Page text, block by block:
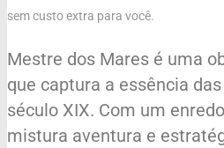
sem custo extra para você.
Mestre dos Mares é uma
que captura a essência
século XIX. Com um
mistura aventura e